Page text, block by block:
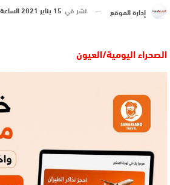
إدارة الموقع نشر في 15 يناير 2021 الساعة 10 و 18 دقيقة
الصحراء اليومية/العيون